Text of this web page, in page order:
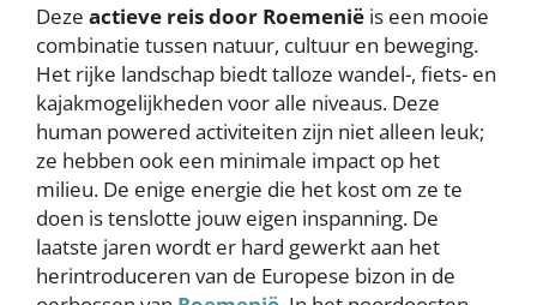
Deze actieve reis door Roemenië is een mooie
combinatie tussen natuur, cultuur en beweging.
Het rijke landschap biedt talloze wandel-, fiets- en
kajakmogelijkheden voor alle niveaus. Deze
human powered activiteiten zijn niet alleen leuk;
ze hebben ook een minimale impact op het
milieu. De enige energie die het kost om ze te
doen is tenslotte jouw eigen inspanning. De
laatste jaren wordt er hard gewerkt aan het
herintroduceren van de Europese bizon in de